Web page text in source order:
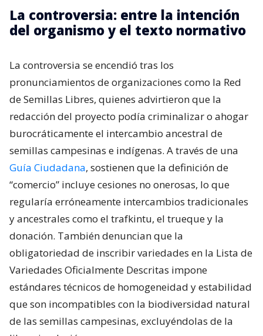
La controversia: entre la intención
del organismo y el texto normativo
La controversia se encendió tras los
pronunciamientos de organizaciones como la Red
de Semillas Libres, quienes advirtieron que la
redacción del proyecto podía criminalizar o ahogar
burocráticamente el intercambio ancestral de
semillas campesinas e indígenas. A través de una
Guía Ciudadana, sostienen que la definición de
“comercio” incluye cesiones no onerosas, lo que
regularía erróneamente intercambios tradicionales
y ancestrales como el trafkintu, el trueque y la
donación. También denuncian que la
obligatoriedad de inscribir variedades en la Lista de
Variedades Oficialmente Descritas impone
estándares técnicos de homogeneidad y estabilidad
que son incompatibles con la biodiversidad natural
de las semillas campesinas, excluyéndolas de la